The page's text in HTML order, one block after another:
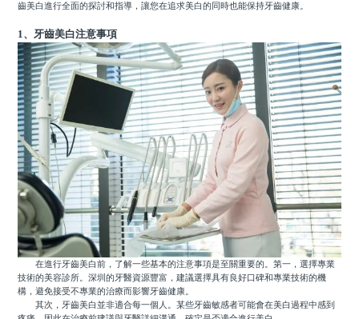
齒美白進行全面的探討和指導，讓您在追求美白的同時也能保持牙齒健康。
1、牙齒美白注意事項
在進行牙齒美白前，了解一些基本的注意事項是至關重要的。第一，選擇專業
技術的美容診所。深圳的牙醫資源豐富，建議選擇具有良好口碑和專業技術的機
構，避免接受不專業的治療而影響牙齒健康。
其次，牙齒美白並非適合每一個人。某些牙齒敏感者可能會在美白過程中感到